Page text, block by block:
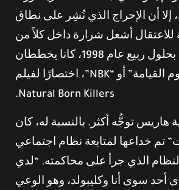
إلا أن الإحراج الذي نُشِر على نطاق
للاعتقال أشعل شرارة داخل كلاً من
هاريس وكليبولد. بحلول ربيع عام 1998، كانا يخططان
بالفعل لـ “يوم القيامة” أو “NBK”، اختصارًا لفيلم
Natural Born Killers.
هاريس توجُّه أكثر. بالنسبة له، كان
تم خداعها لمتابعة نظام اجتماعي
الذي جرأ على محاكمته. “لدي
سوى أنا وكليبولد، وهو الوعي